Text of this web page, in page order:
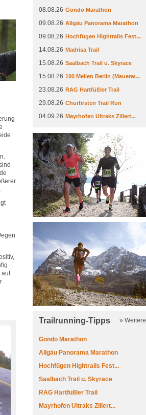
auf
08.08.26 Gondo Marathon
09.08.26 Allgäu Panorama Marathon
09.08.26 Hochfügen Hightrails Fest...
14.08.26 Madrisa Trail
15.08.26 Saalbach Trail u. Skyrace
15.08.26 100 Meilen Berlin (Mauerw...
23.08.26 RAG Hartfüßler Trail
29.08.26 Churfirsten Trail Run
04.09.26 Mayrhofen Ultraks Zillert...
Trailrunning-Tipps » Weitere
Gondo Marathon
Allgäu Panorama Marathon
Hochfügen Hightrails Fest...
Saalbach Trail u. Skyrace
RAG Hartfüßler Trail
Mayrhofen Ultraks Zillert...